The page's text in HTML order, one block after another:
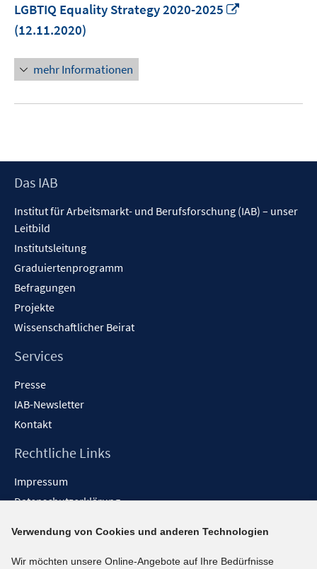
LGBTIQ Equality Strategy 2020-2025
(12.11.2020)
mehr Informationen
Footer
Das IAB
Institut für Arbeitsmarkt- und Berufsforschung (IAB) – unser
Leitbild
Institutsleitung
Graduiertenprogramm
Befragungen
Projekte
Wissenschaftlicher Beirat
Services
Presse
IAB-Newsletter
Kontakt
Rechtliche Links
Impressum
Datenschutzerklärung
Barrieren melden
Verwendung von Cookies und anderen Technologien
Wir möchten unsere Online-Angebote auf Ihre Bedürfnisse